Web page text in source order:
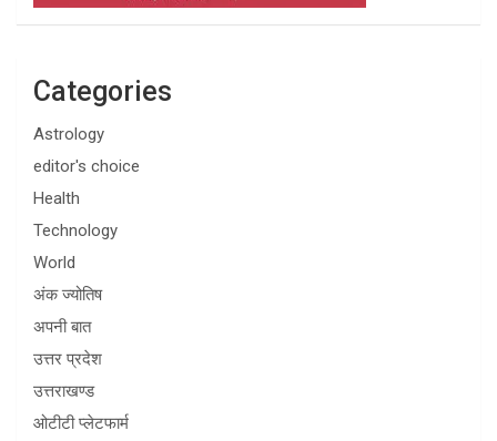
Categories
Astrology
editor's choice
Health
Technology
World
अंक ज्योतिष
अपनी बात
उत्तर प्रदेश
उत्तराखण्ड
ओटीटी प्लेटफार्म